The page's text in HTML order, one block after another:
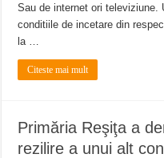
Sau de internet ori
conditiile de incetare din
la …
Citeste mai mult
Primăria Reşiţa a
rezilire a unui alt